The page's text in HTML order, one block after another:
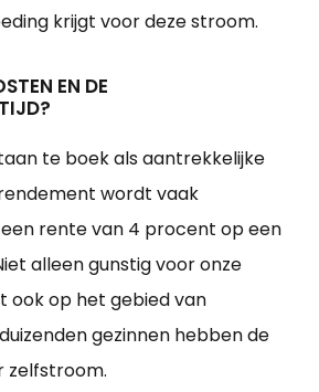
krijgt voor deze stroom.
EN DE
te boek als aantrekkelijke
wordt vaak
rente van 4 procent op een
alleen gunstig voor onze
ook op het gebied van
gezinnen hebben de
zelfstroom.